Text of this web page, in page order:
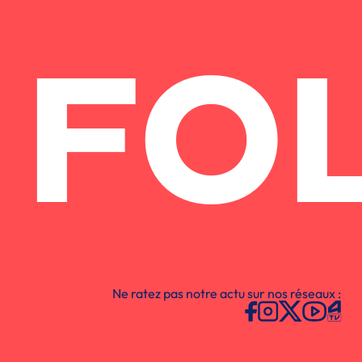
Ne ratez pas notre actu sur nos réseaux :